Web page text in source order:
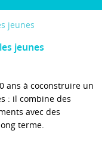
jeunes
ans à coconstruire un
: il combine des
avec des
terme.